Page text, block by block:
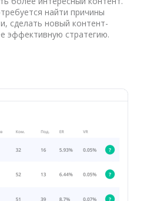
найти причины
сделать новый контент-
эффективную стратегию.